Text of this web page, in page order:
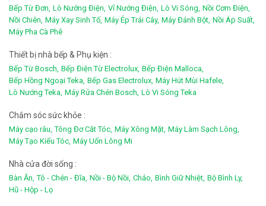
Bếp Từ Đơn, Lò Nướng Điện, Vỉ Nướng Điện, Lò Vi Sóng, Nồi Cơm Điện,
Nồi Chiên, Máy Xay Sinh Tố, Máy Ép Trái Cây, Máy Đánh Bột, Nồi Áp Suất,
Máy Pha Cà Phê
Thiết bị nhà bếp & Phụ kiện :
Bếp Từ Bosch, Bếp Điện Từ Electrolux, Bếp Điện Malloca,
Bếp Hồng Ngoại Teka, Bếp Gas Electrolux, Máy Hút Mùi Hafele,
Lò Nướng Teka, Máy Rửa Chén Bosch, Lò Vi Sóng Teka
Chắm sóc sức khỏe :
Máy cạo râu, Tông Đơ Cắt Tóc, Máy Xông Mặt, Máy Làm Sạch Lông,
Máy Tạo Kiểu Tóc, Máy Uốn Lông Mi
Nhà cửa đời sống :
Bàn Ăn, Tô - Chén - Đĩa, Nồi - Bộ Nồi, Chảo, Bình Giữ Nhiệt, Bộ Bình Ly,
Hũ - Hộp - Lọ